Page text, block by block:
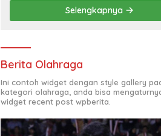
Selengkapnya
Berita Olahraga
Ini contoh widget dengan style gallery
kategori olahraga, anda bisa
widget recent post wpberita.